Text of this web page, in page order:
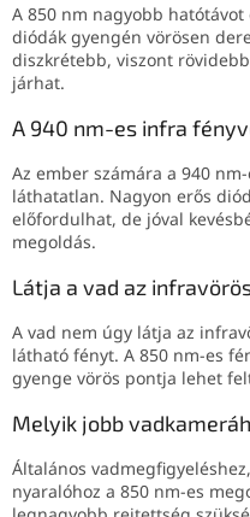
A 850 nm nagyobb hatótávot
diódák gyengén vörösen
diszkrétebb, viszont
járhat.
A 940 nm-es infra
Az ember számára a 940
láthatatlan. Nagyon erős
előfordulhat, de jóval
megoldás.
Látja a vad az
A vad nem úgy látja az
látható fényt. A 850 nm-es
gyenge vörös pontja lehet
Melyik jobb
Általános
nyaralóhoz a 850 nm-es